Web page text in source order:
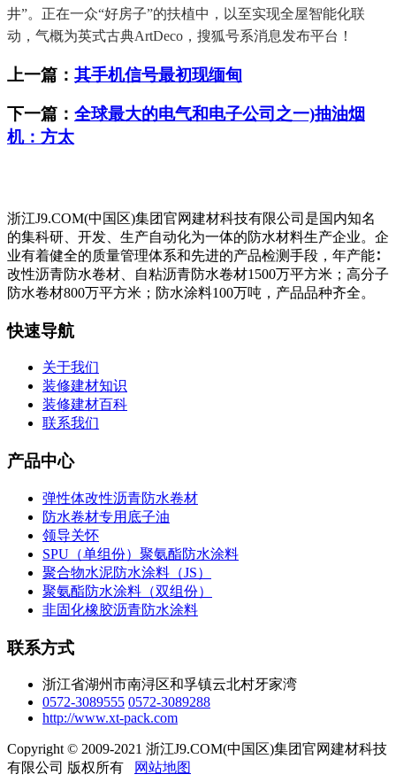
井”。正在一众“好房子”的扶植中，以至实现全屋智能化联
动，气概为英式古典ArtDeco，搜狐号系消息发布平台！
上一篇： 其手机信号最初现缅甸
下一篇： 全球最大的电气和电子公司之一)抽油烟
机：方太
浙江J9.COM(中国区)集团官网建材科技有限公司是国内知名
的集科研、开发、生产自动化为一体的防水材料生产企业。企
业有着健全的质量管理体系和先进的产品检测手段，年产能∶
改性沥青防水卷材、自粘沥青防水卷材1500万平方米；高分子
防水卷材800万平方米；防水涂料100万吨，产品品种齐全。
快速导航
关于我们
装修建材知识
装修建材百科
联系我们
产品中心
弹性体改性沥青防水卷材
防水卷材专用底子油
领导关怀
SPU（单组份）聚氨酯防水涂料
聚合物水泥防水涂料（JS）
聚氨酯防水涂料（双组份）
非固化橡胶沥青防水涂料
联系方式
浙江省湖州市南浔区和孚镇云北村牙家湾
0572-3089555 0572-3089288
http://www.xt-pack.com
Copyright © 2009-2021 浙江J9.COM(中国区)集团官网建材科技
有限公司 版权所有
网站地图